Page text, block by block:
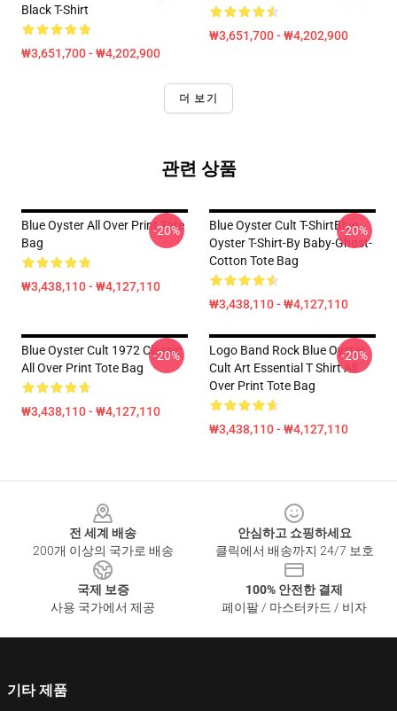
Black T-Shirt
₩3,651,700 - ₩4,202,900
₩3,651,700 - ₩4,202,900
더 보기
관련 상품
Blue Oyster All Over Print Tote
Bag
₩3,438,110 - ₩4,127,110
-20%
Blue Oyster Cult T-ShirtBlue
Oyster T-Shirt-By Baby-Ghost-
Cotton Tote Bag
₩3,438,110 - ₩4,127,110
-20%
Blue Oyster Cult 1972 Classic
All Over Print Tote Bag
₩3,438,110 - ₩4,127,110
-20%
Logo Band Rock Blue Oyster
Cult Art Essential T Shirt All
Over Print Tote Bag
₩3,438,110 - ₩4,127,110
-20%
전 세계 배송
200개 이상의 국가로 배송
안심하고 쇼핑하세요
클릭에서 배송까지 24/7 보호
국제 보증
사용 국가에서 제공
100% 안전한 결제
페이팔 / 마스터카드 / 비자
기타 제품